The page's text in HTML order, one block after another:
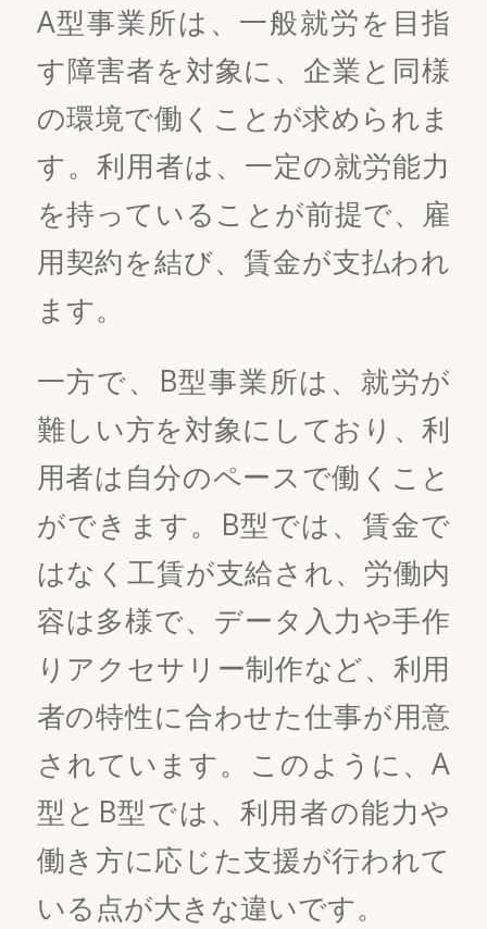
A型事業所は、一般就労を目指
す障害者を対象に、企業と同様
の環境で働くことが求められま
す。利用者は、一定の就労能力
を持っていることが前提で、雇
用契約を結び、賃金が支払われ
ます。
一方で、B型事業所は、就労が
難しい方を対象にしており、利
用者は自分のペースで働くこと
ができます。B型では、賃金で
はなく工賃が支給され、労働内
容は多様で、データ入力や手作
りアクセサリー制作など、利用
者の特性に合わせた仕事が用意
されています。このように、A
型とB型では、利用者の能力や
働き方に応じた支援が行われて
いる点が大きな違いです。